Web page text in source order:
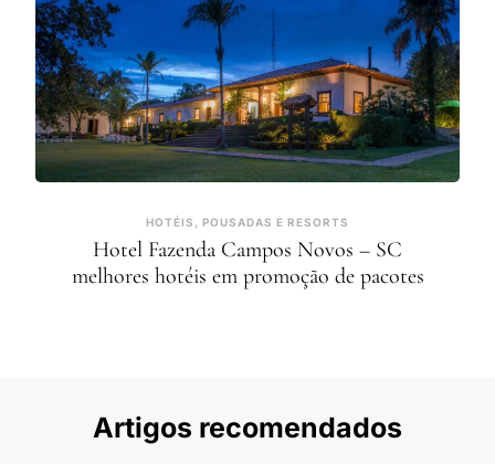
HOTÉIS, POUSADAS E RESORTS
Hotel Fazenda Campos Novos – SC
melhores hotéis em promoção de pacotes
Artigos recomendados